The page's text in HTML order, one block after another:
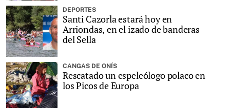
DEPORTES
Santi Cazorla estará hoy en
Arriondas, en el izado de banderas
del Sella
CANGAS DE ONÍS
Rescatado un espeleólogo polaco en
los Picos de Europa